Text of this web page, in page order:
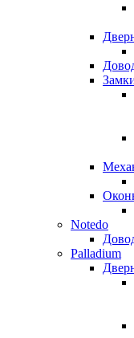
Notedo
Palladium